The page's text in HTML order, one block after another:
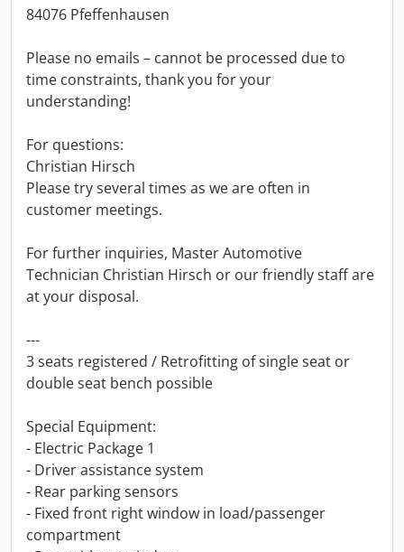
84076 Pfeffenhausen
Please no emails – cannot be processed due to
time constraints, thank you for your
understanding!
For questions:
Christian Hirsch
Please try several times as we are often in
customer meetings.
For further inquiries, Master Automotive
Technician Christian Hirsch or our friendly staff are
at your disposal.
---
3 seats registered / Retrofitting of single seat or
double seat bench possible
Special Equipment:
- Electric Package 1
- Driver assistance system
- Rear parking sensors
- Fixed front right window in load/passenger
compartment